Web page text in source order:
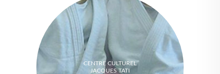
CENTRE CULTUREL
JACQUES TATI